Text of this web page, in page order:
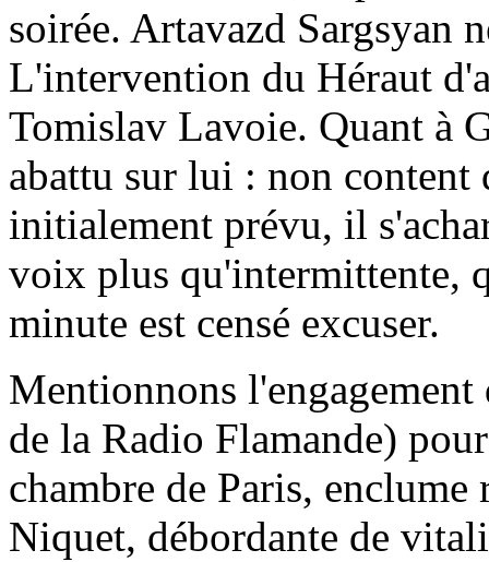
soirée. Artavazd Sargsyan
L'intervention du Héraut
Tomislav Lavoie. Quant à
abattu sur lui : non
initialement prévu, il
voix plus qu'intermittente,
minute est censé excuser.
Mentionnons
de la Radio Flamande)
chambre de Paris, enclume
Niquet, débordante de